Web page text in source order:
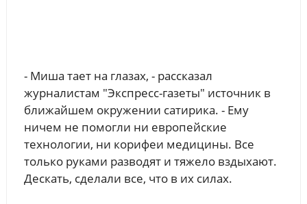
- Миша тает на глазах, - рассказал
журналистам "Экспресс-газеты" источник в
ближайшем окружении сатирика. - Ему
ничем не помогли ни европейские
технологии, ни корифеи медицины. Все
только руками разводят и тяжело вздыхают.
Дескать, сделали все, что в их силах.